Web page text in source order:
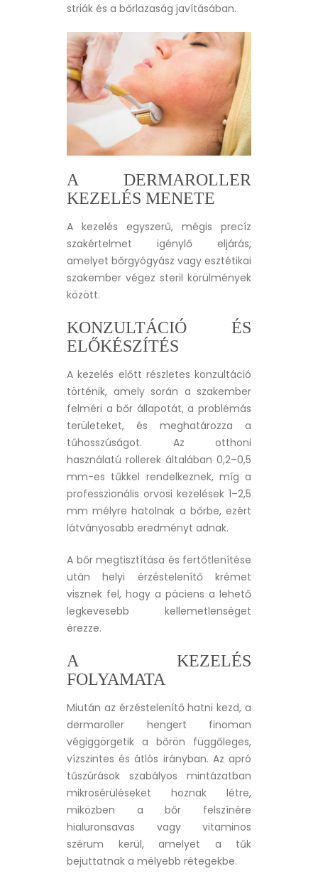
striák és a bőrlazaság javításában.
A DERMAROLLER
KEZELÉS MENETE
A kezelés egyszerű, mégis precíz
szakértelmet igénylő eljárás,
amelyet bőrgyógyász vagy esztétikai
szakember végez steril körülmények
között.
KONZULTÁCIÓ ÉS
ELŐKÉSZÍTÉS
A kezelés előtt részletes konzultáció
történik, amely során a szakember
felméri a bőr állapotát, a problémás
területeket, és meghatározza a
tűhosszúságot. Az otthoni
használatú rollerek általában 0,2–0,5
mm-es tűkkel rendelkeznek, míg a
professzionális orvosi kezelések 1–2,5
mm mélyre hatolnak a bőrbe, ezért
látványosabb eredményt adnak.
A bőr megtisztítása és fertőtlenítése
után helyi érzéstelenítő krémet
visznek fel, hogy a páciens a lehető
legkevesebb kellemetlenséget
érezze.
A KEZELÉS
FOLYAMATA
Miután az érzéstelenítő hatni kezd, a
dermaroller hengert finoman
végiggörgetik a bőrön függőleges,
vízszintes és átlós irányban. Az apró
tűszúrások szabályos mintázatban
mikrosérüléseket hoznak létre,
miközben a bőr felszínére
hialuronsavas vagy vitaminos
szérum kerül, amelyet a tűk
bejuttatnak a mélyebb rétegekbe.